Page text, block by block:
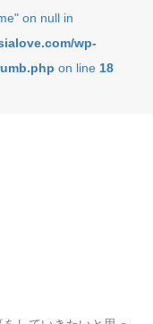
on null in
wp-
on line 18